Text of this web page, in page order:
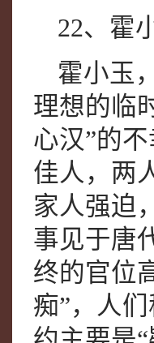
22、霍
霍小玉
理想的临
心汉”的
佳人，两
家人强迫
事见于唐
终的官位
痴”，人